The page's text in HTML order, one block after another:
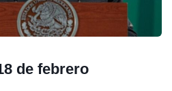
de febrero